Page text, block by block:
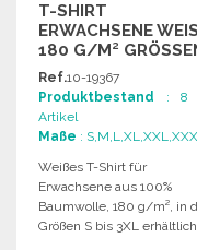
T-SHIRT
ERWACHSENE
80 G/M² GRÖSSEN
3XL
Ref.10-19367
Produktbestand : 8
Artikel
Maße :
Weißes T-Shirt für
Erwachsene aus 100%
Baumwolle, 180 g/m², in
Größen S bis 3XL